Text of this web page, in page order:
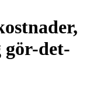
gör-det-